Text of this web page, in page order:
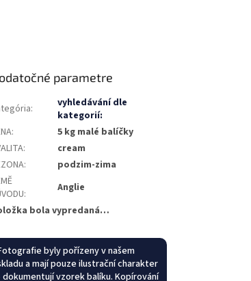
parametre
:
vyhledávání dle
kategorií:
:
5 kg malé balíčky
:
cream
:
podzim-zima
:
Anglie
bola vypredaná…
byly pořízeny v našem
a mají pouze ilustrační charakter
dokumentují vzorek balíku. Kopírování